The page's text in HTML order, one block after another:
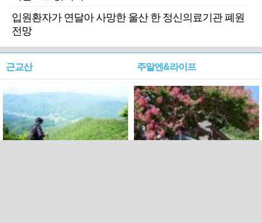
입원환자가 연달아 사망한 울산 한 정신의료기관 폐원
전망
근교산 주말엔&라이프